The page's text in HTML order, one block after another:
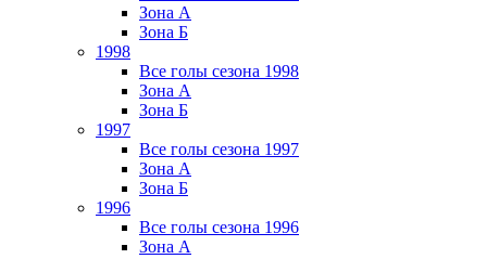
Зона А
Зона Б
1998
Все голы сезона 1998
Зона А
Зона Б
1997
Все голы сезона 1997
Зона А
Зона Б
1996
Все голы сезона 1996
Зона А